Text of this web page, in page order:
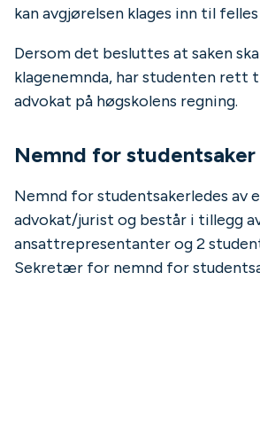
kan avgjørelsen klages inn til
Dersom det besluttes at saken
klagenemnda, har studenten rett
advokat på høgskolens regning.
Nemnd for studentsaker
Nemnd for studentsakerledes av
advokat/jurist og består i tillegg
ansattrepresentanter og 2
Sekretær for nemnd for